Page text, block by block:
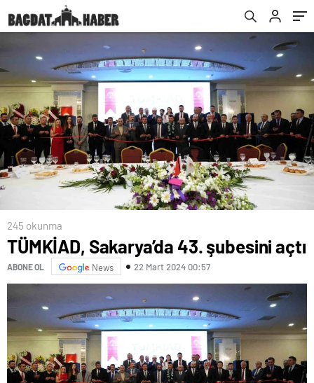
245 okunma
TÜMKİAD, Sakarya’da 43. şubesini açtı
ABONE OL News 22 Mart 2024 00:57